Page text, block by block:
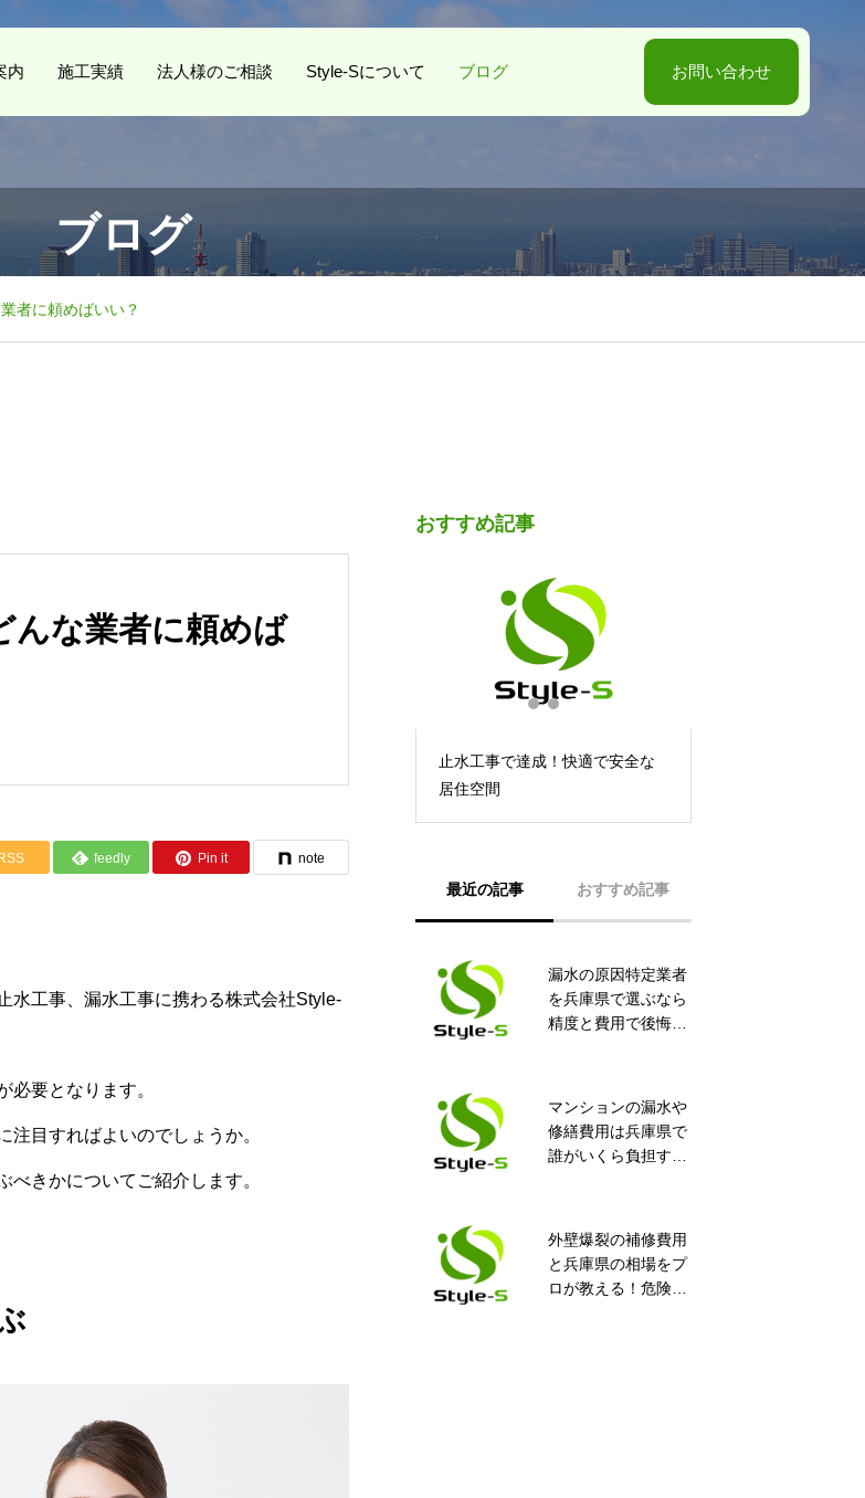
内 施工実績 法人様のご相談 Style-Sについて ブログ お問い合わせ
ブログ
者に頼めばいい？
んな業者に頼めば
RSS feedly Pin it note
水工事、漏水工事に携わる株式会社Style-
必要となります。
目すればよいのでしょうか。
きかについてご紹介します。
おすすめ記事
だわり
止水工事で達成！快適で安全な
居住空間
最近の記事 おすすめ記事
漏水の原因特定業者
を兵庫県で選ぶなら
精度と費用で後悔し
マンションの漏水や
修繕費用は兵庫県で
誰がいくら負担す
外壁爆裂の補修費用
と兵庫県の相場をプ
ロが教える！危険度
住宅基礎の漏水原因
とは？止水工事方法
をご紹介
ホームページを開設
しました。
分かりやすい！専門
家による止水工事の
事前対策